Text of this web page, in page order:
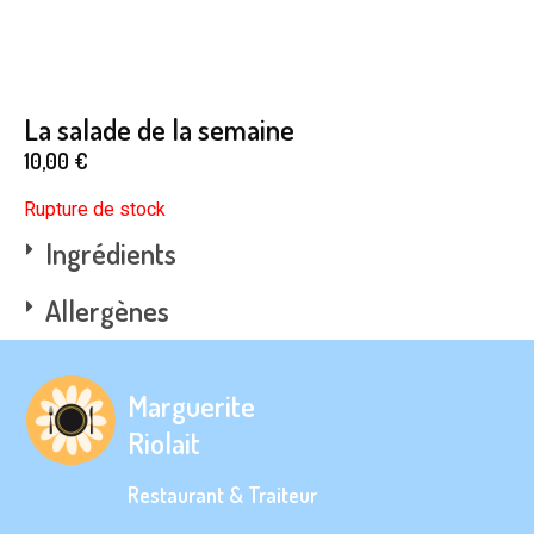
La salade de la semaine
10,00 €
Rupture de stock
Ingrédients
Allergènes
Marguerite
Riolait
Restaurant & Traiteur